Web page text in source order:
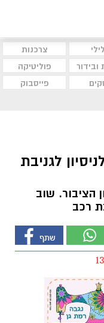
צרכנות
ובידור
פוליטיקה
פייסבוק
לגניבת
הציבור. שוב
רכב